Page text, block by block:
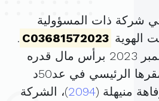
شركة ذات المسؤولية
الهوية C03681572023
.
، ويقع مقرها الرئيسي في عد50د
منيهلة (2094)، الشركة